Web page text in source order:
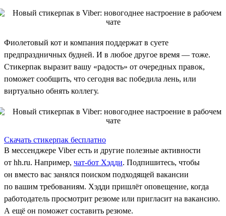
Фиолетовый кот и компания поддержат в суете
предпраздничных будней. И в любое другое время — тоже.
Стикерпак выразит вашу «радость» от очередных правок,
поможет сообщить, что сегодня вас победила лень, или
виртуально обнять коллегу.
Скачать стикерпак бесплатно
В мессенджере Viber есть и другие полезные активности
от hh.ru. Например, чат-бот Хэдди. Подпишитесь, чтобы
он вместо вас занялся поиском подходящей вакансии
по вашим требованиям. Хэдди пришлёт оповещение, когда
работодатель просмотрит резюме или пригласит на вакансию.
А ещё он поможет составить резюме.